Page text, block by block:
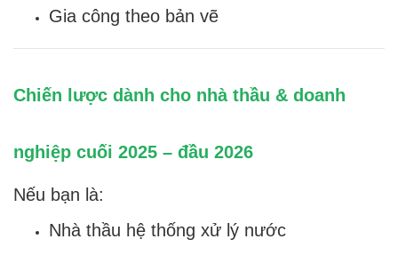
Gia công theo bản vẽ
Chiến lược dành cho nhà thầu & doanh
nghiệp cuối 2025 – đầu 2026
Nếu bạn là:
Nhà thầu hệ thống xử lý nước